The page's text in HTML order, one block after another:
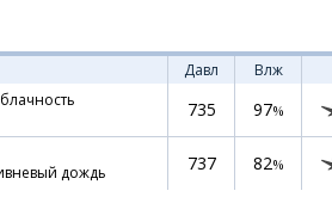
Давл Влж
735 97%
дождь
737 82%